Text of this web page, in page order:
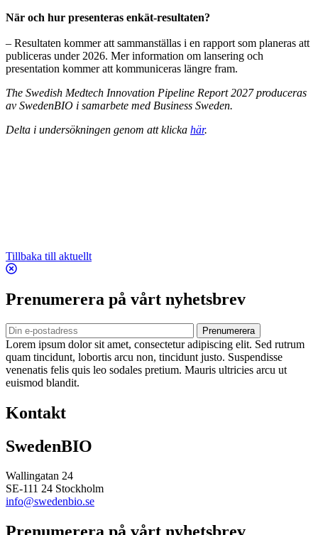
När och hur presenteras enkät-resultaten?
– Resultaten kommer att sammanställas i en rapport som planeras att
publiceras under 2026. Mer information om lansering och
presentation kommer att kommuniceras längre fram.
The Swedish Medtech Innovation Pipeline Report 2027 produceras
av SwedenBIO i samarbete med Business Sweden.
Delta i undersökningen genom att klicka här.
Tillbaka till aktuellt
Prenumerera på vårt nyhetsbrev
Prenumerera
Lorem ipsum dolor sit amet, consectetur adipiscing elit. Sed rutrum
quam tincidunt, lobortis arcu non, tincidunt justo. Suspendisse
venenatis felis quis leo sodales pretium. Mauris ultricies arcu ut
euismod blandit.
Kontakt
SwedenBIO
Wallingatan 24
SE-111 24 Stockholm
info@swedenbio.se